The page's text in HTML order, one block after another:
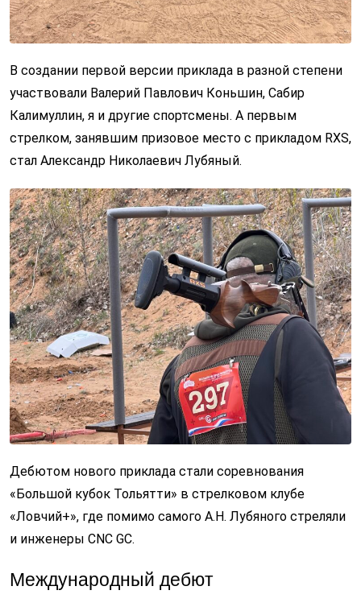
В создании первой версии приклада в разной степени
участвовали Валерий Павлович Коньшин, Сабир
Калимуллин, я и другие спортсмены. А первым
стрелком, занявшим призовое место с прикладом RXS,
стал Александр Николаевич Лубяный.
Дебютом нового приклада стали соревнования
«Большой кубок Тольятти» в стрелковом клубе
«Ловчий+», где помимо самого А.Н. Лубяного стреляли
и инженеры CNC GC.
Международный дебют